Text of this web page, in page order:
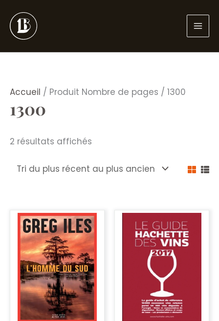
au
contenu
Accueil / Produit Nombre de pages / 1300
1300
2 résultats affichés
plus
ancien